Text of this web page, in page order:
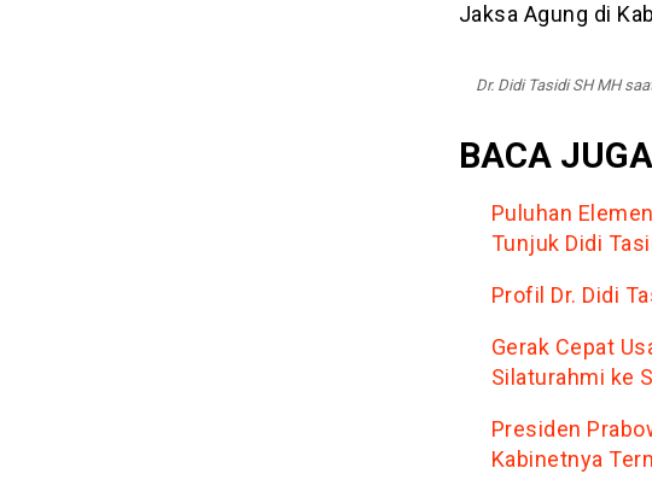
Jaksa Agung di
Dr. Didi Tasidi SH MH
BACA
Puluhan
Tunjuk Didi
Profil Dr. Didi
Gerak Cepat
Silaturahmi ke
Presiden
Kabinetnya